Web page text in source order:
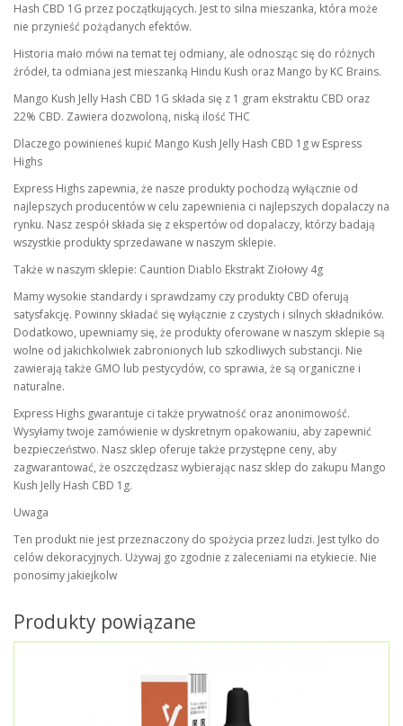
Hash CBD 1G przez początkujących. Jest to silna mieszanka, która może
nie przynieść pożądanych efektów.
Historia mało mówi na temat tej odmiany, ale odnosząc się do różnych
źródeł, ta odmiana jest mieszanką Hindu Kush oraz Mango by KC Brains.
Mango Kush Jelly Hash CBD 1G składa się z 1 gram ekstraktu CBD oraz
22% CBD. Zawiera dozwoloną, niską ilość THC
Dlaczego powinieneś kupić Mango Kush Jelly Hash CBD 1g w Espress
Highs
Express Highs zapewnia, że nasze produkty pochodzą wyłącznie od
najlepszych producentów w celu zapewnienia ci najlepszych dopalaczy na
rynku. Nasz zespół składa się z ekspertów od dopalaczy, którzy badają
wszystkie produkty sprzedawane w naszym sklepie.
Także w naszym sklepie: Cauntion Diablo Ekstrakt Ziołowy 4g
Mamy wysokie standardy i sprawdzamy czy produkty CBD oferują
satysfakcję. Powinny składać się wyłącznie z czystych i silnych składników.
Dodatkowo, upewniamy się, że produkty oferowane w naszym sklepie są
wolne od jakichkolwiek zabronionych lub szkodliwych substancji. Nie
zawierają także GMO lub pestycydów, co sprawia, że są organiczne i
naturalne.
Express Highs gwarantuje ci także prywatność oraz anonimowość.
Wysyłamy twoje zamówienie w dyskretnym opakowaniu, aby zapewnić
bezpieczeństwo. Nasz sklep oferuje także przystępne ceny, aby
zagwarantować, że oszczędzasz wybierając nasz sklep do zakupu Mango
Kush Jelly Hash CBD 1g.
Uwaga
Ten produkt nie jest przeznaczony do spożycia przez ludzi. Jest tylko do
celów dekoracyjnych. Używaj go zgodnie z zaleceniami na etykiecie. Nie
ponosimy jakiejkolw
Produkty powiązane